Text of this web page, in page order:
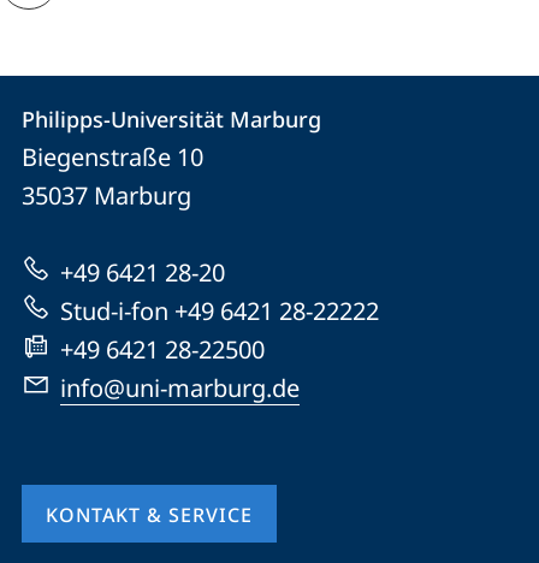
Kontakt
und
Informationen
zur
Website
Kontaktinformationen
Philipps-
Universität
Marburg
Philipps-Universität Marburg
Biegenstraße 10
35037 Marburg
+49 6421 28-20
Stud-i-fon +49 6421 28-22222
+49 6421 28-22500
info@uni-marburg.de
KONTAKT & SERVICE